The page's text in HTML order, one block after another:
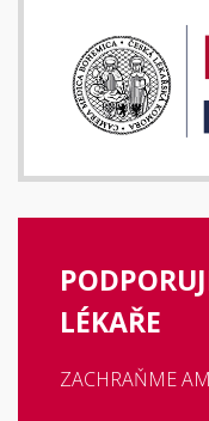
LÉKAŘE
ZACHRAŇME